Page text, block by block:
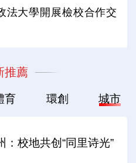
法大學開展檢校合作交
推薦
育 環創 城市
：校地共创“同里诗光”